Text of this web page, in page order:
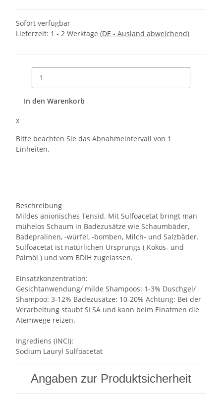
Sofort verfügbar
Lieferzeit: 1 - 2 Werktage (DE - Ausland abweichend)
In den Warenkorb
x
Bitte beachten Sie das Abnahmeintervall von 1
Einheiten.
Beschreibung
Mildes anionisches Tensid. Mit Sulfoacetat bringt man
mühelos Schaum in Badezusätze wie Schaumbäder,
Badepralinen, -würfel, -bomben, Milch- und Salzbäder.
Sulfoacetat ist natürlichen Ursprungs ( Kokos- und
Palmöl ) und vom BDIH zugelassen.
Einsatzkonzentration:
Gesichtanwendung/ milde Shampoos: 1-3% Duschgel/
Shampoo: 3-12% Badezusätze: 10-20% Achtung: Bei der
Verarbeitung staubt SLSA und kann beim Einatmen die
Atemwege reizen.
Ingrediens (INCI):
Sodium Lauryl Sulfoacetat
Angaben zur Produktsicherheit